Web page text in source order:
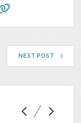
NEXT POST